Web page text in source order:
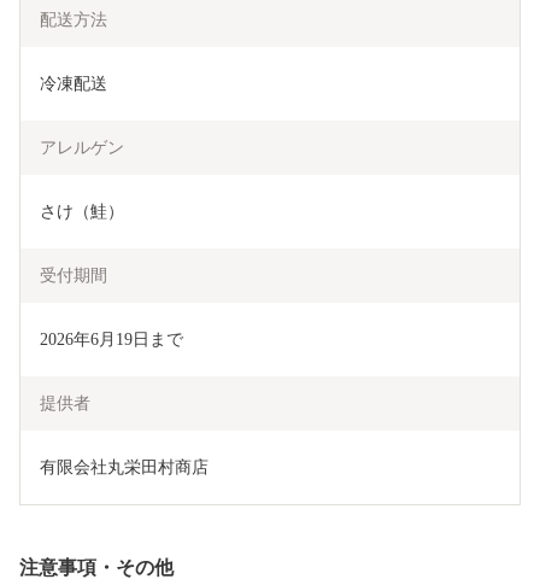
配送方法
冷凍配送
アレルゲン
さけ（鮭）
受付期間
2026年6月19日まで
提供者
有限会社丸栄田村商店
注意事項・その他